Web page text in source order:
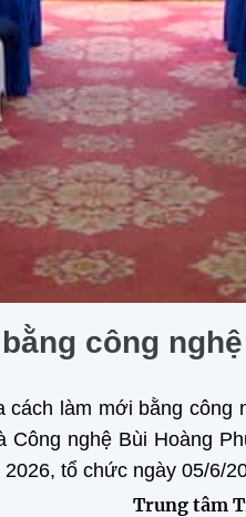
công
làm mới bằng công
nghệ Bùi Hoàng
tổ chức ngày 05/6/
Trung tâm